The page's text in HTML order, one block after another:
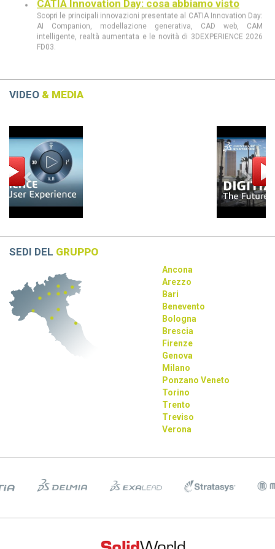
Scopri le principali innovazioni presentate al CATIA Innovation Day:
AI Companion, modellazione generativa, CAD web, CAM
intelligente, realtà aumentata e le novità di 3DEXPERIENCE 2026
FD03.
MBSE stanno rivoluzionando progettazione e sviluppo prodotto.
Dassault Systèmes, Apple e NVIDIA: una
partnership strategica
La collaborazione tra Dassault Systèmes, Apple e NVIDIA
rivoluziona la progettazione con AI e tecnologie immersive.
VIDEO & MEDIA
Previous Next
SEDI DEL GRUPPO
Ancona
Arezzo
Bari
Benevento
Bologna
Brescia
Firenze
Genova
Milano
Ponzano Veneto
Torino
Trento
Treviso
Verona